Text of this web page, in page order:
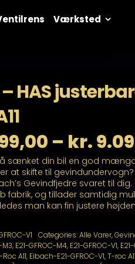
Værksted
HAS
– kr.
sænket din bil en god
at skifte til gevindundervogn?
Gevindfjedre svaret til
fabrik, og tillader samtidig
man kan fin justere
V1 Categories:Alle Varer,
M3, E21-GFROC-M4, E21-GFROC-V1,
A11, Eibach-E21-GFROC-V1,T-roc